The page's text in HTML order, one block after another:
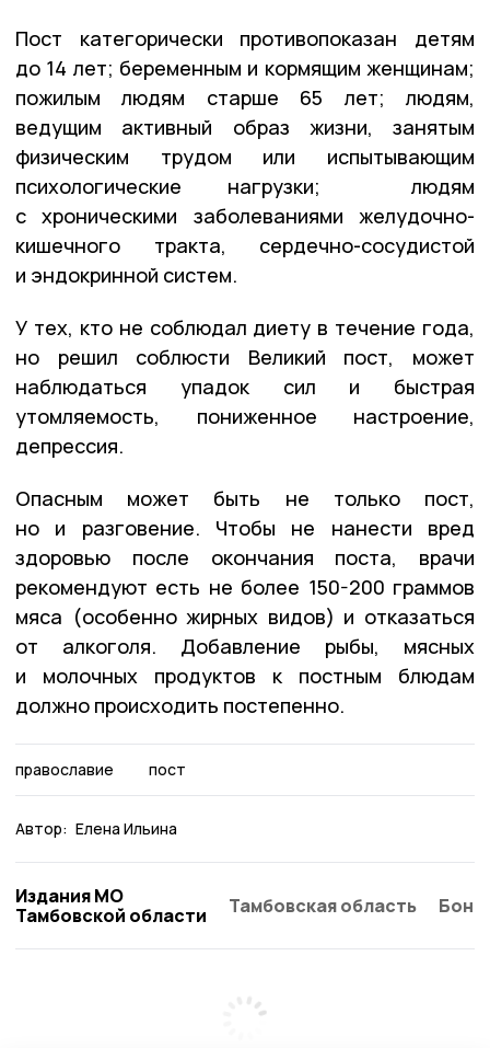
Пост категорически противопоказан детям
до 14 лет; беременным и кормящим женщинам;
пожилым людям старше 65 лет; людям,
ведущим активный образ жизни, занятым
физическим трудом или испытывающим
психологические нагрузки; людям
с хроническими заболеваниями желудочно-
кишечного тракта, сердечно-сосудистой
и эндокринной систем.
У тех, кто не соблюдал диету в течение года,
но решил соблюсти Великий пост, может
наблюдаться упадок сил и быстрая
утомляемость, пониженное настроение,
депрессия.
Опасным может быть не только пост,
но и разговение. Чтобы не нанести вред
здоровью после окончания поста, врачи
рекомендуют есть не более 150-200 граммов
мяса (особенно жирных видов) и отказаться
от алкоголя. Добавление рыбы, мясных
и молочных продуктов к постным блюдам
должно происходить постепенно.
православие пост
Автор: Елена Ильина
Издания МО
Тамбовской области
Тамбовская область